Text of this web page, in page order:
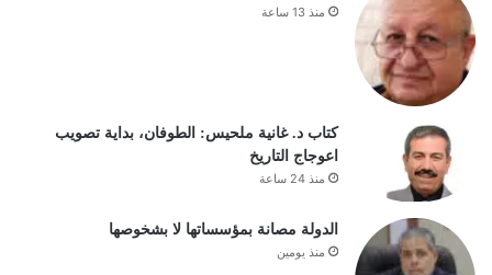
منذ 13 ساعة
كتاب د. غانية ملحيس: الطوفان، بداية تصويب
اعوجاج التاريخ
منذ 24 ساعة
الدولة مصانة بمؤسساتها لا بشخوصها
منذ يومين